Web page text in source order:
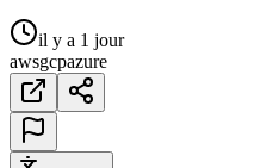
il y a 1 jour
awsgcpazure